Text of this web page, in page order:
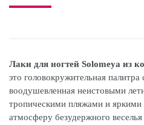
Лаки для ногтей Solomeya из
это головокружительная
воодушевленная неистовыми
тропическими пляжами и яркими
атмосферу безудержного